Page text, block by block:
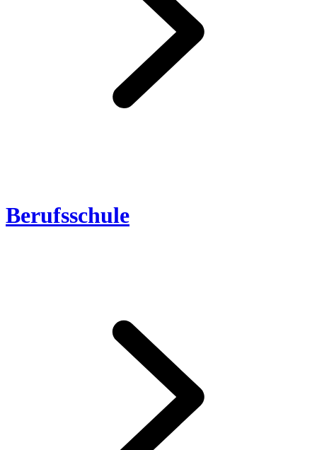
Berufsschule